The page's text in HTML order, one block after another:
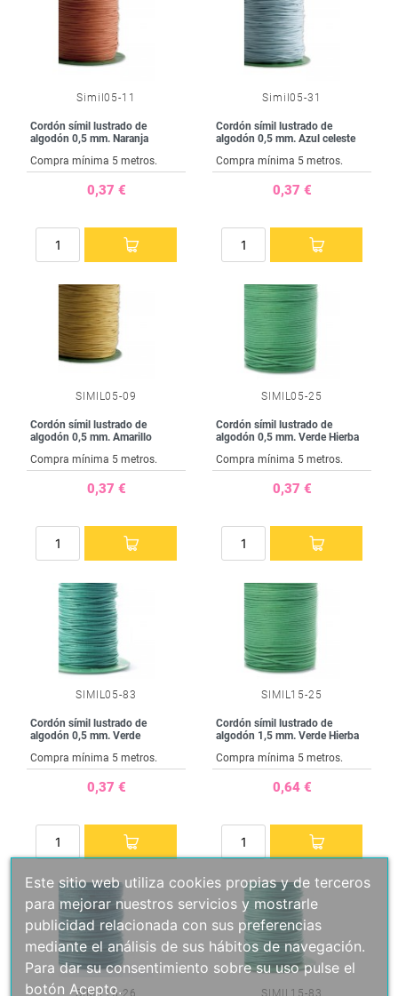
Simil05-11
Cordón símil lustrado de
algodón 0,5 mm. Naranja
Compra mínima 5 metros.
0,37 €
Simil05-31
Cordón símil lustrado de
algodón 0,5 mm. Azul celeste
Compra mínima 5 metros.
0,37 €
SIMIL05-09
Cordón símil lustrado de
algodón 0,5 mm. Amarillo
Compra mínima 5 metros.
0,37 €
SIMIL05-25
Cordón símil lustrado de
algodón 0,5 mm. Verde Hierba
Compra mínima 5 metros.
0,37 €
SIMIL05-83
Cordón símil lustrado de
algodón 0,5 mm. Verde
Compra mínima 5 metros.
0,37 €
SIMIL15-25
Cordón símil lustrado de
algodón 1,5 mm. Verde Hierba
Compra mínima 5 metros.
0,64 €
Este sitio web utiliza cookies propias y de terceros
para mejorar nuestros servicios y mostrarle
publicidad relacionada con sus preferencias
mediante el análisis de sus hábitos de navegación.
Para dar su consentimiento sobre su uso pulse el
botón Acepto.